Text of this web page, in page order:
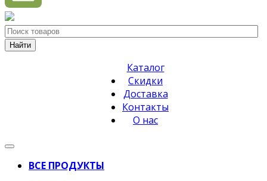
Найти
Каталог
Скидки
Доставка
Контакты
О нас
ВСЕ ПРОДУКТЫ